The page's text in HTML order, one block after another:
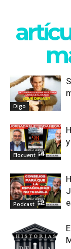
Digo
Elocuent
Podcast